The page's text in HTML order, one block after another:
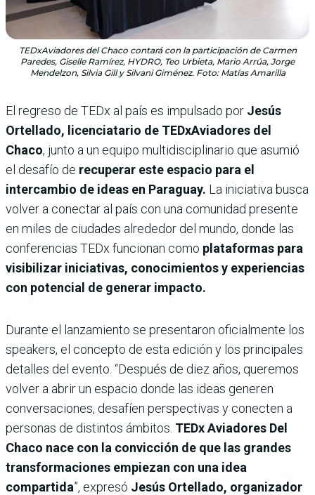
TEDxAviadores del Chaco contará con la participación de Carmen
Paredes, Giselle Ramírez, HYDRO, Teo Urbieta, Mario Arrúa, Jorge
Mendelzon, Silvia Gill y Silvani Giménez. Foto: Matías Amarilla
El regreso de TEDx al país es impulsado por Jesús
Ortellado, licenciatario de TEDxAviadores del
Chaco, junto a un equipo multidisciplinario que asumió
el desafío de recuperar este espacio para el
intercambio de ideas en Paraguay. La iniciativa busca
volver a conectar al país con una comunidad presente
en miles de ciudades alrededor del mundo, donde las
conferencias TEDx funcionan como plataformas para
visibilizar iniciativas, conocimientos y experiencias
con potencial de generar impacto.
Durante el lanzamiento se presentaron oficialmente los
speakers, el concepto de esta edición y los principales
detalles del evento. “Después de diez años, queremos
volver a abrir un espacio donde las ideas generen
conversaciones, desafíen perspectivas y conecten a
personas de distintos ámbitos. TEDx Aviadores Del
Chaco nace con la convicción de que las grandes
transformaciones empiezan con una idea
compartida”, expresó Jesús Ortellado, organizador